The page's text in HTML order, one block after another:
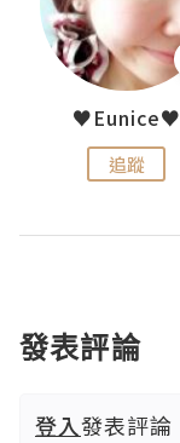
♥Eunice♥
追蹤
發表評論
登入發表評論